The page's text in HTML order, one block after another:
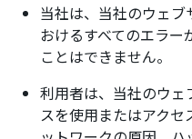
当社は、当社のウェ
おけるすべてのエラー
ことはできません。
利用者は、当社のウ
スを使用またはアク